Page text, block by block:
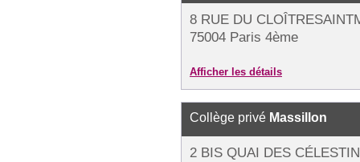
8 RUE DU
75004 Paris 4ème
Afficher les détails
Collège privé Massillon
2 BIS QUAI DES